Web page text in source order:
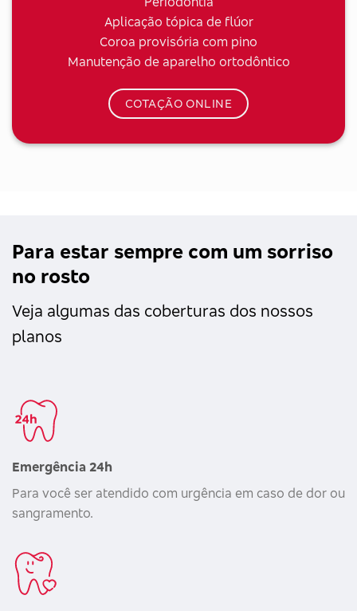
Aplicação tópica de flúor
Coroa provisória com pino
Manutenção de aparelho ortodôntico
COTAÇÃO ONLINE
Para estar sempre com um sorriso
no rosto
Veja algumas das coberturas dos nossos
planos
Emergência 24h
Para você ser atendido com urgência em caso de dor ou
sangramento.